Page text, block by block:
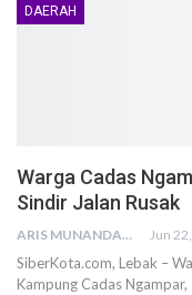
DAERAH
Warga Cadas
Sindir Jalan Rusak
ARIS MUNANDAR Jun
SiberKota.com, Lebak –
Kampung Cadas Ngampar,